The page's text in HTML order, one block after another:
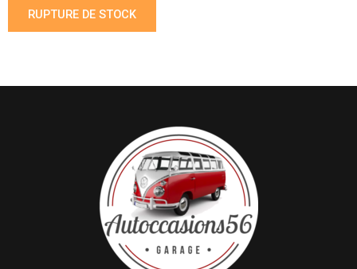
RUPTURE DE STOCK